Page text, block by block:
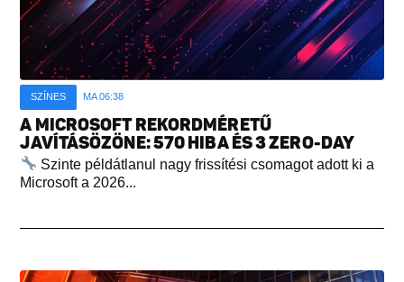
SZÍNES MA 06:38
A MICROSOFT REKORDMÉRETŰ
JAVÍTÁSÖZÖNE: 570 HIBA ÉS 3 ZERO-DAY
Szinte példátlanul nagy frissítési csomagot adott ki a
Microsoft a 2026...